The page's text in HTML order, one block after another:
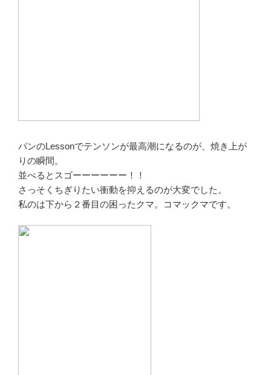
パンのLessonでテンソンが最高潮になるのが、焼き上が
りの瞬間。
並べるとスゴーーーーーー！！
さっそくちぎりたい衝動を抑えるのが大変でした。
私のは下から２番目の困ったクマ。コマックマです。